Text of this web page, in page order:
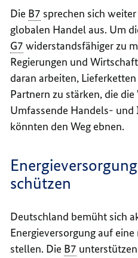
Die B7 sprechen sich
globalen Handel aus. Um
G7 widerstandsfähiger zu
Regierungen und
daran arbeiten,
Partnern zu stärken, die die
Umfassende Handels-
könnten den Weg ebnen.
schützen
Deutschland bemüht sich
Energieversorgung auf
stellen. Die B7